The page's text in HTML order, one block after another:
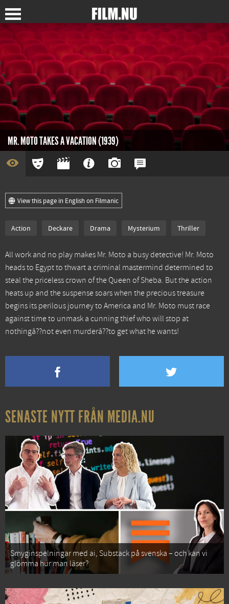
MR. MOTO TAKES A VACATION (1939)
View this page in English on Filmanic
Action Deckare Drama Mysterium Thriller
All work and no play makes Mr. Moto a busy detective! Mr. Moto
heads to Egypt to thwart a criminal mastermind determined to
steal the priceless crown of the Queen of Sheba. But the action
heats up and the suspense soars when the precious treasure
begins its perilous journey to America and Mr. Moto must race
against time to unmask a cunning thief who will stop at
nothingâ??not even murderâ??to get what he wants!
SENASTE NYTT FRÅN MEDIA.NU
Smyginspelningar med ai, Substack på svenska – och kan vi
glömma hur man läser?